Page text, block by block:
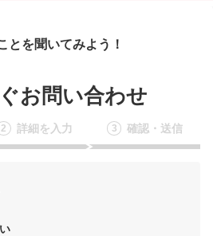
とを聞いてみよう！
お問い合わせ
2 詳細を入力 3 確認・送信